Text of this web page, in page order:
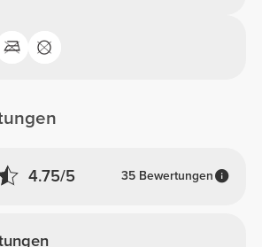
4.75/5 35 Bewertungen